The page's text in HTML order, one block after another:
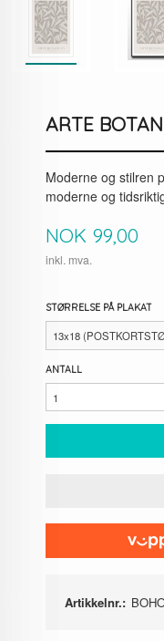
ARTE
Moderne og stilren
moderne og
Pris
NOK 99,00
inkl. mva.
STØRRELSE PÅ PLAKAT
ANTALL
Artikkelnr.: